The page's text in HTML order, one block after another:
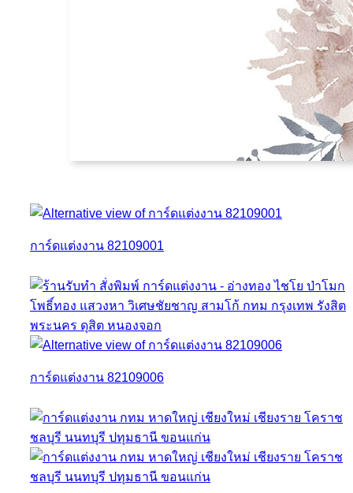
การ์ดแต่งงาน 82109001
การ์ดแต่งงาน 82109006